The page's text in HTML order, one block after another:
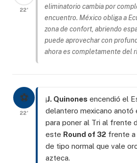
22'
eliminatorio cambia por
encuentro. México obliga a
zona de confort, abriendo
puede aprovechar con
ahora es completamente del
⚽
22'
¡J. Quinones encendió el
delantero mexicano anotó
para poner al Tri al frente
este Round of 32 frente a
de tipo normal que vale
azteca.